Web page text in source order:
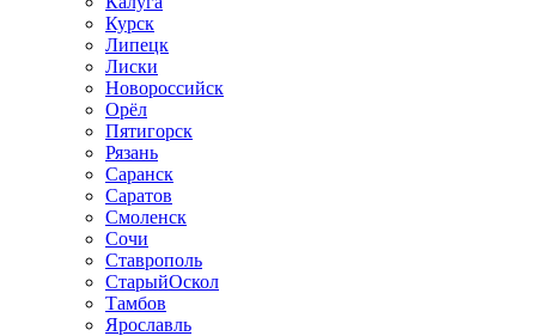
Курск
Липецк
Лиски
Новороссийск
Орёл
Пятигорск
Рязань
Саранск
Саратов
Смоленск
Сочи
Ставрополь
СтарыйОскол
Тамбов
Ярославль